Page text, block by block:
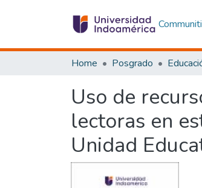
Home Posgrado
Uso de
lectoras en
Unidad